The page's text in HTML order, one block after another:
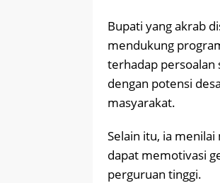
Bupati yang akrab
mendukung
terhadap persoalan
dengan potensi
masyarakat.
Selain itu, ia
dapat memotivasi
perguruan tinggi.